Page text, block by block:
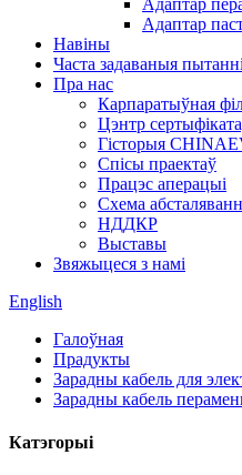
Адаптар
Адаптар
Навіны
Часта задаваныя пытанні
Пра нас
Карпаратыўная
Цэнтр
Гісторыя
Спісы праектаў
Працэс аперацыі
Схема
НДДКР
Выставы
Звяжыцеся з намі
English
Галоўная
Прадукты
Зарадны кабель для
Зарадны кабель
Катэгорыі